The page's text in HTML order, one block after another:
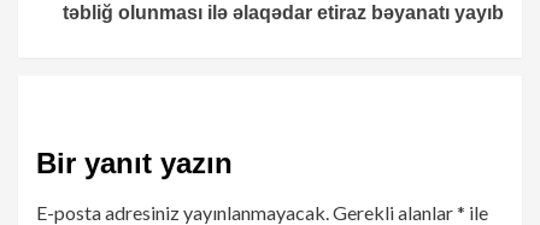
təbliğ olunması ilə əlaqədar etiraz bəyanatı yayıb
Bir yanıt yazın
E-posta adresiniz yayınlanmayacak. Gerekli alanlar* ile